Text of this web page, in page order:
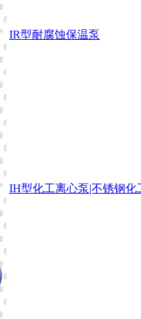
IR型耐腐蚀保温泵
IH型化工离心泵|不锈钢化